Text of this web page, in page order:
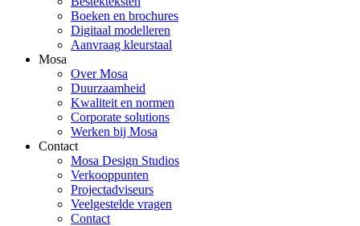
Boeken en brochures
Digitaal modelleren
Aanvraag kleurstaal
Mosa
Over Mosa
Duurzaamheid
Kwaliteit en normen
Corporate solutions
Werken bij Mosa
Contact
Mosa Design Studios
Verkooppunten
Projectadviseurs
Veelgestelde vragen
Contact